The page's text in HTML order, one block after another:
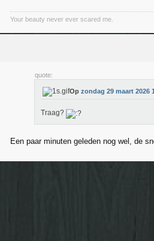
Your beauty never ever scared me.
quote:
Op zondag 29 maart 2026
Traag?
Een paar minuten geleden nog wel, de